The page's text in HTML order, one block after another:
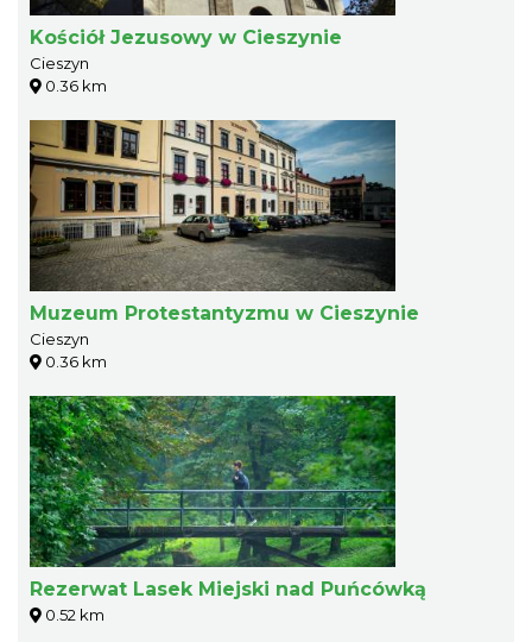
Kościół Jezusowy w Cieszynie
Cieszyn
0.36 km
Muzeum Protestantyzmu w Cieszynie
Cieszyn
0.36 km
Rezerwat Lasek Miejski nad Puńcówką
0.52 km